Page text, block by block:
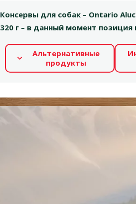
Консервы для собак – Ontario
320 г – в данный момент позиция
Альтернативные
продукты